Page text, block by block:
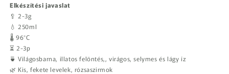
Elkészítési javaslat
🥄 2-3g
💧 250ml
🌡️ 96°C
⏳ 2-3p
🍵 Világosbarna, illatos felöntés,, virágos, selymes és lágy íz
🌿 Kis, fekete levelek, rózsaszirmok